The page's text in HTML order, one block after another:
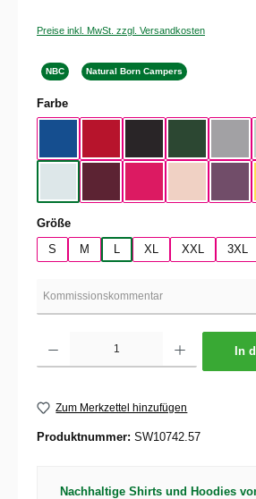
Preise inkl. MwSt. zzgl. Versandkosten
NBC Natural Born Campers
Farbeauswählen
Größeauswählen
S
M XL XXL 3XL
In
Zum Merkzettel hinzufügen
Produktnummer: SW10742.57
Nachhaltige Shirts und Hoodies